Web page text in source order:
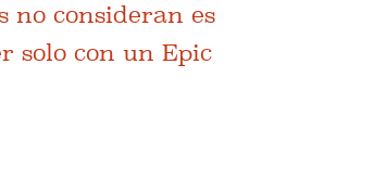
no consideran es
solo con un Epic